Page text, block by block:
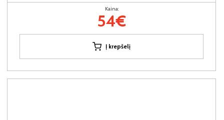
Kaina:
54€
Į krepšelį